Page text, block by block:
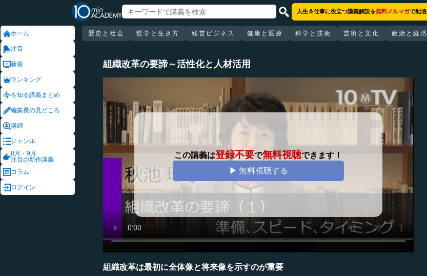
ホーム
注目
新着
ランキング
を知る講義まとめ
編集長の見どころ
講師
ジャンル
8月・9月
注目の新作講義
コラム
ログイン
人生＆仕事に役立つ講義解説を無料メルマガで配信
歴史と社会 哲学と生き方 経営ビジネス 健康と医療 科学と技術 芸術と文化 政治と経済
組織改革の要諦～活性化と人材活用
この講義は登録不要で無料視聴できます！
▶ 無料視聴する
組織改革は最初に全体像と将来像を示すのが重要